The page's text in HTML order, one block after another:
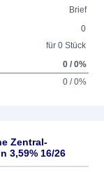
Brief
0
für 0 Stück
0 / 0%
0 / 0%
Zentral-
3,59% 16/26